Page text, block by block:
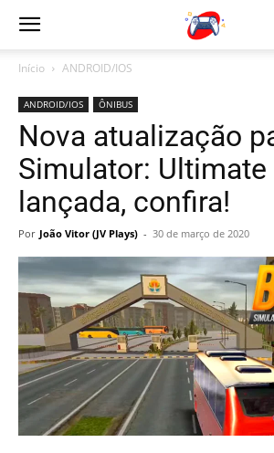
Início ANDROID/IOS
ANDROID/IOS ÔNIBUS
Nova atualização
Simulator: Ultimate
lançada, confira!
Por João Vitor (JV Plays) - 30 de março de 2020